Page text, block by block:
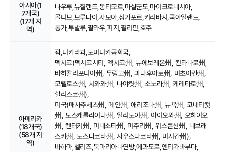
아시아(1
7개국)
(17개 지
역)
나우루,뉴질랜드,동티모르,마샬군도,마이크로네시아,
몰디브,브루나이,사모아,싱가포르,키리바시,쿡아일랜드,
통가,투발루,팔라우,피지,필리핀,호주
아메리카
(18개국)
(58개 지
역)
괌,니카라과,도미니카공화국,
멕시코(멕시코시티, 멕시코州, 뉴에보레온州, 킨타나로州,
바하칼리포니아州, 두랑고州, 과나후아토州, 미초아칸州,
모렐로스州, 치와와州, 나야릿州, 소노라州, 케레타로州,
할리스코州),
미국(매사추세츠州, 메인州, 애리조나州, 뉴욕州, 코네티컷
州, 노스캐롤라이나州, 일리노이州, 아이오와州, 오하이오
州, 켄터키州, 미네소타州, 미주리州, 위스콘신州, 네브래
스카州, 노스다코타州, 사우스다코타州, 미시간州),
바하마,벨리즈,북마리아나연방,에콰도르,엔티가바부다,